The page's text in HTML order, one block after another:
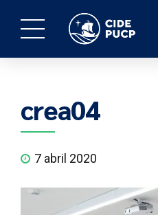
crea04
7 abril 2020